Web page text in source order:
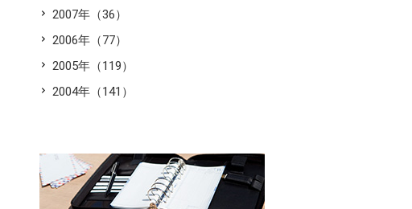
2007年（36）
2006年（77）
2005年（119）
2004年（141）